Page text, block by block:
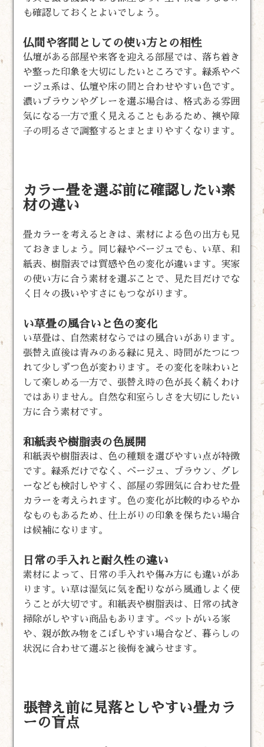
も確認しておくとよいでしょう。
仏間や客間としての使い方との相性
仏壇がある部屋や来客を迎える部屋では、落ち着き
や整った印象を大切にしたいところです。緑系やベ
ージュ系は、仏壇や床の間と合わせやすい色です。
濃いブラウンやグレーを選ぶ場合は、格式ある雰囲
気になる一方で重く見えることもあるため、襖や障
子の明るさで調整するとまとまりやすくなります。
カラー畳を選ぶ前に確認したい素
材の違い
畳カラーを考えるときは、素材による色の出方も見
ておきましょう。同じ緑やベージュでも、い草、和
紙表、樹脂表では質感や色の変化が違います。実家
の使い方に合う素材を選ぶことで、見た目だけでな
く日々の扱いやすさにもつながります。
い草畳の風合いと色の変化
い草畳は、自然素材ならではの風合いがあります。
張替え直後は青みのある緑に見え、時間がたつにつ
れて少しずつ色が変わります。その変化を味わいと
して楽しめる一方で、張替え時の色が長く続くわけ
ではありません。自然な和室らしさを大切にしたい
方に合う素材です。
和紙表や樹脂表の色展開
和紙表や樹脂表は、色の種類を選びやすい点が特徴
です。緑系だけでなく、ベージュ、ブラウン、グレ
ーなども検討しやすく、部屋の雰囲気に合わせた畳
カラーを考えられます。色の変化が比較的ゆるやか
なものもあるため、仕上がりの印象を保ちたい場合
は候補になります。
日常の手入れと耐久性の違い
素材によって、日常の手入れや傷み方にも違いがあ
ります。い草は湿気に気を配りながら風通しよく使
うことが大切です。和紙表や樹脂表は、日常の拭き
掃除がしやすい商品もあります。ペットがいる家
や、親が飲み物をこぼしやすい場合など、暮らしの
状況に合わせて選ぶと後悔を減らせます。
張替え前に見落としやすい畳カラ
ーの盲点